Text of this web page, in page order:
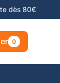
dès 80€
0